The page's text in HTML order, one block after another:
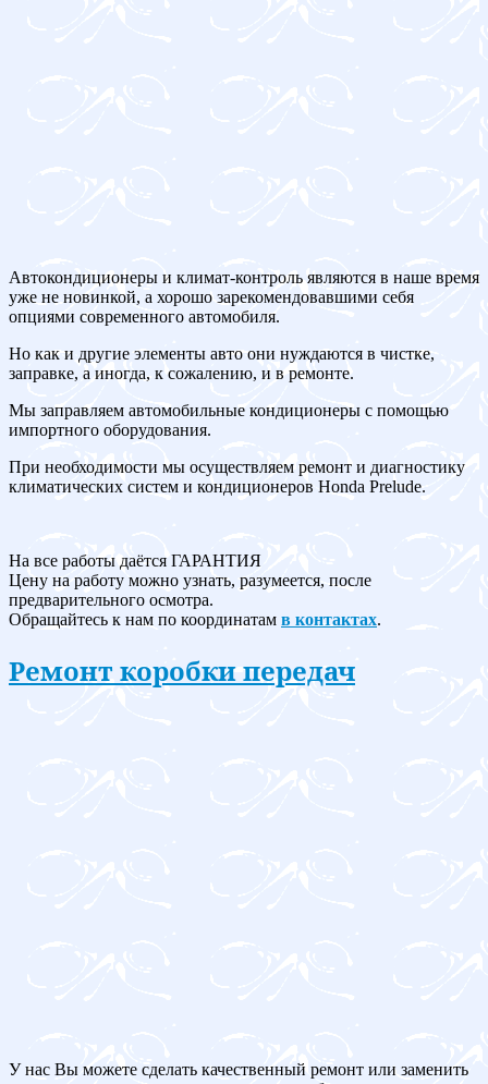
Автокондиционеры и климат-контроль являются в наше время
уже не новинкой, а хорошо зарекомендовавшими себя
опциями современного автомобиля.
Но как и другие элементы авто они нуждаются в чистке,
заправке, а иногда, к сожалению, и в ремонте.
Мы заправляем автомобильные кондиционеры с помощью
импортного оборудования.
При необходимости мы осуществляем ремонт и диагностику
климатических систем и кондиционеров Honda Prelude.
На все работы даётся ГАРАНТИЯ
Цену на работу можно узнать, разумеется, после
предварительного осмотра.
Обращайтесь к нам по координатам в контактах.
Ремонт коробки передач
У нас Вы можете сделать качественный ремонт или заменить